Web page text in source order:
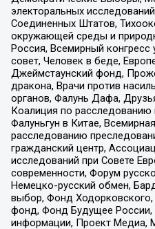
электоральных
Соединенных Штатов,
окружающей среды и
Россия, Всемирный конгресс
совет, Человек в беде,
Джеймстаунский фонд,
дракона, Врачи против
органов, Фалунь Дафа,
Коалиция по
Фалуньгун в Китае,
расследованию
гражданский центр,
исследований при Совете
современности, Форум
Немецко-русский обмен,
выбор, Фонд
фонд, Фонд Будущее
информации, Проект Медиа,